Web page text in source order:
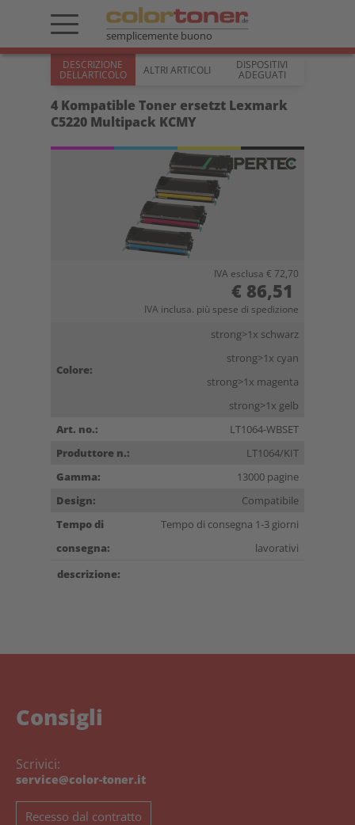
semplicemente buono
DESCRIZIONE
DELLARTICOLO ALTRI ARTICOLI DISPOSITIVI
ADEGUATI
4 Kompatible Toner ersetzt Lexmark
C5220 Multipack KCMY
IVA esclusa € 72,70
€ 86,51
IVA inclusa. più spese di spedizione
Colore:
strong>1x schwarz
strong>1x cyan
strong>1x magenta
strong>1x gelb
Art. no.:
LT1064-WBSET
Produttore n.:
LT1064/KIT
Gamma:
13000 pagine
Design:
Compatibile
Tempo di
consegna:
Tempo di consegna 1-3 giorni
lavorativi
descrizione:
Consigli
Scrivici:
service@color-toner.it
Recesso dal contratto